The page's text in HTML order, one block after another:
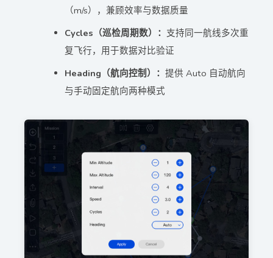
（m/s），兼顾效率与数据质量
Cycles（巡检周期数）： 支持同一航线多次重
复飞行，用于数据对比验证
Heading（航向控制）： 提供 Auto 自动航向
与手动固定航向两种模式